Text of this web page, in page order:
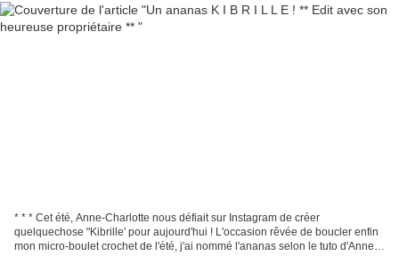
* * * Cet été, Anne-Charlotte nous défiait sur Instagram de créer
quelquechose "Kibrille' pour aujourd'hui ! L'occasion rêvée de boucler enfin
mon micro-boulet crochet de l'été, j'ai nommé l'ananas selon le tuto d'Anne,